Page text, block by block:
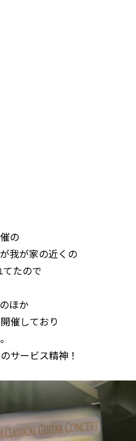
の
我が家の近くの
てたので
ほか
催しており
サービス精神！